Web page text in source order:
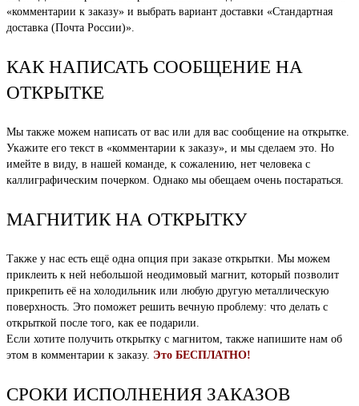
«комментарии к заказу» и выбрать вариант доставки «Стандартная
доставка (Почта России)».
КАК НАПИСАТЬ СООБЩЕНИЕ НА
ОТКРЫТКЕ
Мы также можем написать от вас или для вас сообщение на открытке.
Укажите его текст в «комментарии к заказу», и мы сделаем это. Но
имейте в виду, в нашей команде, к сожалению, нет человека с
каллиграфическим почерком. Однако мы обещаем очень постараться.
МАГНИТИК НА ОТКРЫТКУ
Также у нас есть ещё одна опция при заказе открытки. Мы можем
приклеить к ней небольшой неодимовый магнит, который позволит
прикрепить её на холодильник или любую другую металлическую
поверхность. Это поможет решить вечную проблему: что делать с
открыткой после того, как ее подарили.
Если хотите получить открытку с магнитом, также напишите нам об
этом в комментарии к заказу. Это БЕСПЛАТНО!
СРОКИ ИСПОЛНЕНИЯ ЗАКАЗОВ